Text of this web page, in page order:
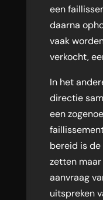
een
daarna
vaak
verkocht,
In het
directie
een
bereid is
zetten
aanvraag
uitspreken